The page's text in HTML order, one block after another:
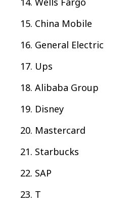
China Mobile
General Electric
Ups
Alibaba Group
Disney
Mastercard
Starbucks
SAP
T